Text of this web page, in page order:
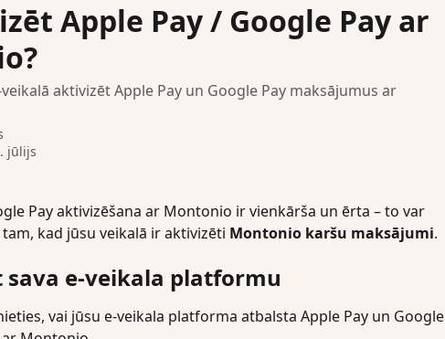
Apple Pay / Google Pay ar
aktivizēt Apple Pay un Google Pay maksājumus ar
jūlijs
Pay aktivizēšana ar Montonio ir vienkārša un ērta – to var
kad jūsu veikalā ir aktivizēti Montonio karšu maksājumi.
sava e-veikala platformu
vai jūsu e-veikala platforma atbalsta Apple Pay un Google